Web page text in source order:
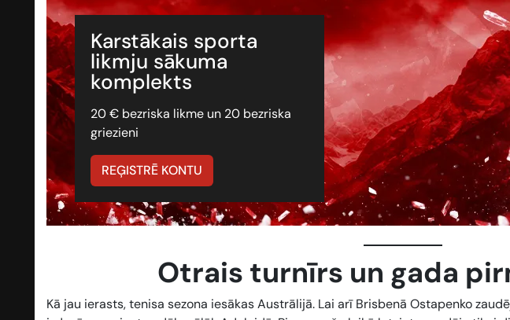
Karstākais sporta
likmju sākuma
komplekts
20 € bezriska likme un 20 bezriska
griezieni
REĢISTRĒ KONTU
Otrais turnīrs un gada
Kā jau ierasts, tenisa sezona iesākas Austrālijā. Lai arī Brisbenā Ostapenko